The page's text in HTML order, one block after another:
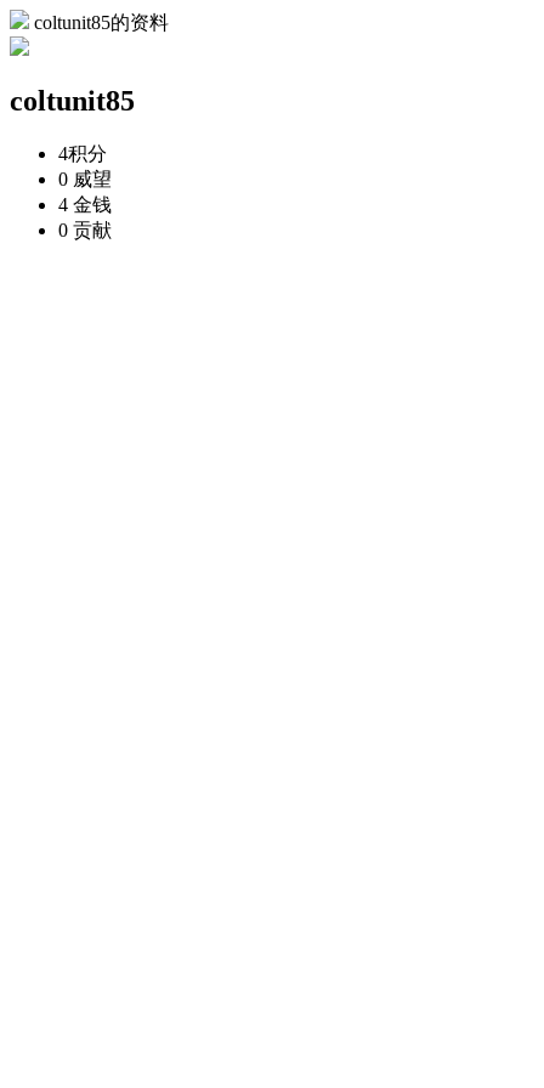
coltunit85的资料
coltunit85
4积分
0 威望
4 金钱
0 贡献